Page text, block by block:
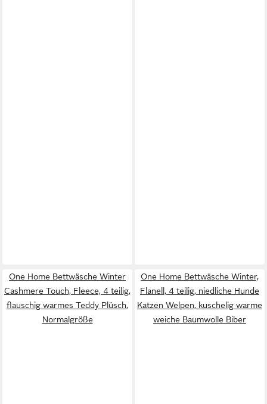
One Home Bettwäsche Winter
Cashmere Touch, Fleece, 4 teilig,
flauschig warmes Teddy Plüsch,
Normalgröße
One Home Bettwäsche Winter,
Flanell, 4 teilig, niedliche Hunde
Katzen Welpen, kuschelig warme
weiche Baumwolle Biber